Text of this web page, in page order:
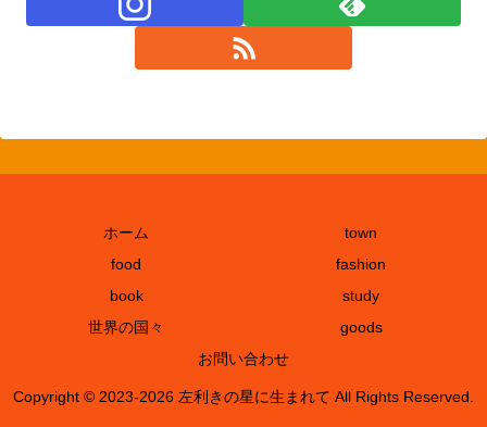
ホーム
town
food
fashion
book
study
世界の国々
goods
お問い合わせ
Copyright © 2023-2026 左利きの星に生まれて All Rights Reserved.